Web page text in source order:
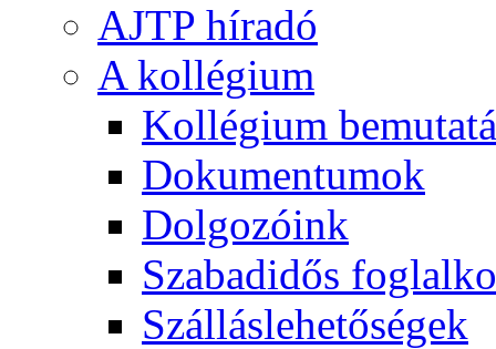
AJTP híradó
A kollégium
Kollégium
Dokumentumok
Dolgozóink
Szabadidős
Szálláslehetőségek